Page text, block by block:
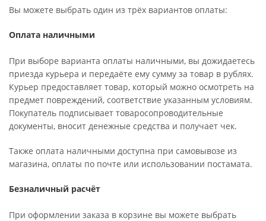
Вы можете выбрать один из трёх вариантов оплаты:
Оплата наличными
При выборе варианта оплаты наличными, вы дожидаетесь
приезда курьера и передаёте ему сумму за товар в рублях.
Курьер предоставляет товар, который можно осмотреть на
предмет повреждений, соответствие указанным условиям.
Покупатель подписывает товаросопроводительные
документы, вносит денежные средства и получает чек.
Также оплата наличными доступна при самовывозе из
магазина, оплаты по почте или использовании постамата.
Безналичный расчёт
При оформлении заказа в корзине вы можете выбрать